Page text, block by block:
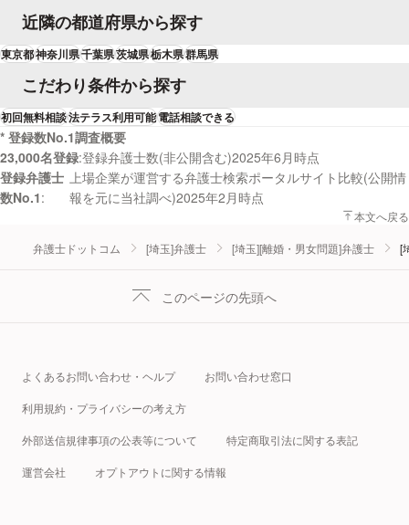
近隣の都道府県から探す
東京都神奈川県千葉県茨城県栃木県群馬県
こだわり条件から探す
初回無料相談法テラス利用可能電話相談できる
* 登録数No.1調査概要
23,000名登録 登録弁護士数(非公開含む)2025年6月時点
登録弁護士
数No.1
上場企業が運営する弁護士検索ポータルサイト比較(公開情
報を元に当社調べ)2025年2月時点
本文へ戻る
弁護士ドットコム [埼玉]弁護士 [埼玉][離婚・男女問題]弁護士 [
このページの先頭へ
よくあるお問い合わせ・ヘルプ お問い合わせ窓口
利用規約・プライバシーの考え方
外部送信規律事項の公表等について 特定商取引法に関する表記
運営会社 オプトアウトに関する情報